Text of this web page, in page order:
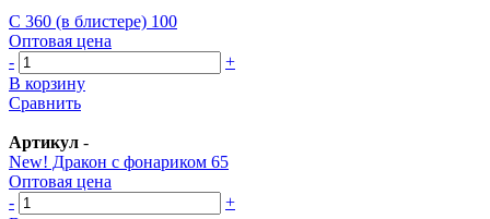
С 360 (в блистере) 100
Оптовая цена
-
+
В корзину
Сравнить
Артикул -
New! Дракон с фонариком 65
Оптовая цена
-
+